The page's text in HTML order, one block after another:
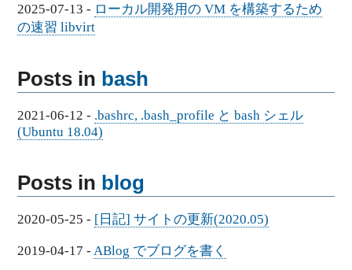
2025-07-13 - ローカル開発用の VM を構築するため
の速習 libvirt
Posts in bash
2021-06-12 - .bashrc, .bash_profile と bash シェル
(Ubuntu 18.04)
Posts in blog
2020-05-25 - [日記] サイトの更新(2020.05)
2019-04-17 -ABlog でブログを書く